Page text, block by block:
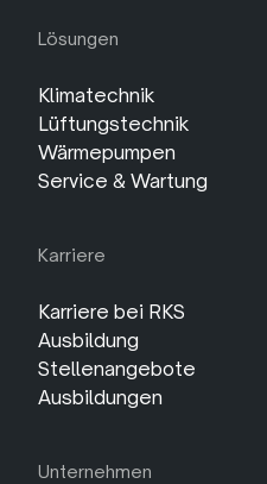
Lösungen
Klimatechnik
Lüftungstechnik
Wärmepumpen
Service & Wartung
Karriere
Karriere bei RKS
Ausbildung
Stellenangebote
Ausbildungen
Unternehmen